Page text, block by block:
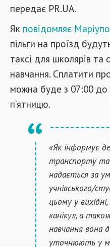
передає PR.UA.
Як повідомляє
пільги на проїзд
таксі для школярів
навчання. Сплатити
можна буде з 07:00 до
п’ятницю.
«Як інформує
транспорту та
надається за
учнівського/
цьому у
канікул, а
навчання вона
уточнюють у